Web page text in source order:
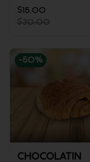
$15.00
$30.00
-50%
CHOCOLATIN